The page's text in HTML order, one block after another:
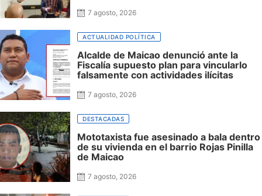
ni incluyó al departamento, mientras
honor en Riohacha
7 agosto, 2026
ACTUALIDAD POLÍTICA
Alcalde de Maicao denunció ante la
Fiscalía supuesto plan para vincularlo
falsamente con actividades ilícitas
7 agosto, 2026
DESTACADAS
Mototaxista fue asesinado a bala dentro
de su vivienda en el barrio Rojas Pinilla
de Maicao
7 agosto, 2026